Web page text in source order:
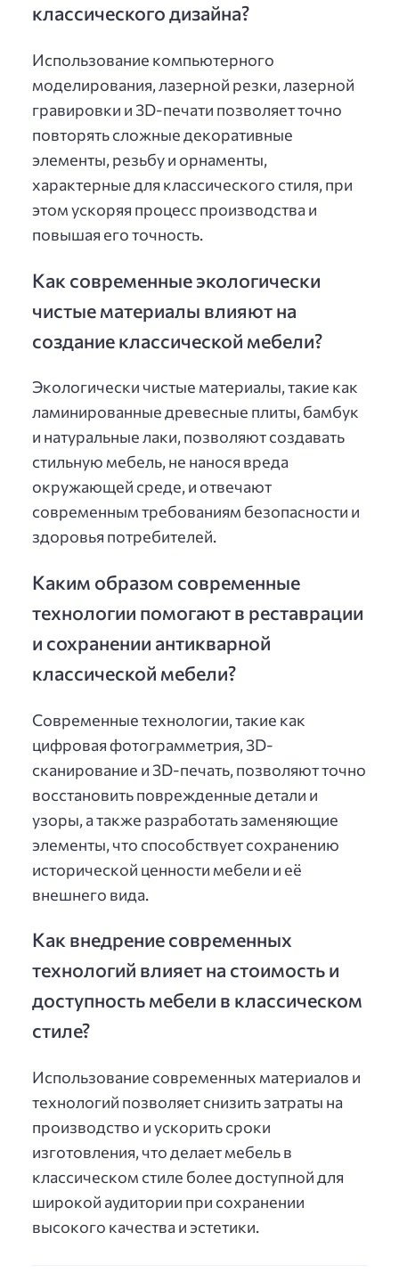
классического дизайна?
Использование компьютерного
моделирования, лазерной резки, лазерной
гравировки и 3D-печати позволяет точно
повторять сложные декоративные
элементы, резьбу и орнаменты,
характерные для классического стиля, при
этом ускоряя процесс производства и
повышая его точность.
Как современные экологически
чистые материалы влияют на
создание классической мебели?
Экологически чистые материалы, такие как
ламинированные древесные плиты, бамбук
и натуральные лаки, позволяют создавать
стильную мебель, не нанося вреда
окружающей среде, и отвечают
современным требованиям безопасности и
здоровья потребителей.
Каким образом современные
технологии помогают в реставрации
и сохранении антикварной
классической мебели?
Современные технологии, такие как
цифровая фотограмметрия, 3D-
сканирование и 3D-печать, позволяют точно
восстановить поврежденные детали и
узоры, а также разработать заменяющие
элементы, что способствует сохранению
исторической ценности мебели и её
внешнего вида.
Как внедрение современных
технологий влияет на стоимость и
доступность мебели в классическом
стиле?
Использование современных материалов и
технологий позволяет снизить затраты на
производство и ускорить сроки
изготовления, что делает мебель в
классическом стиле более доступной для
широкой аудитории при сохранении
высокого качества и эстетики.